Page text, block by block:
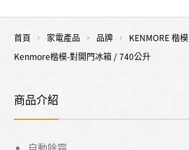
首頁 家電產品 品牌 KENMORE 楷模
Kenmore楷模-對開門冰箱 / 740公升
商品介紹
自動除霜